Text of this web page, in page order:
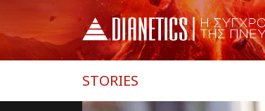
STORIES